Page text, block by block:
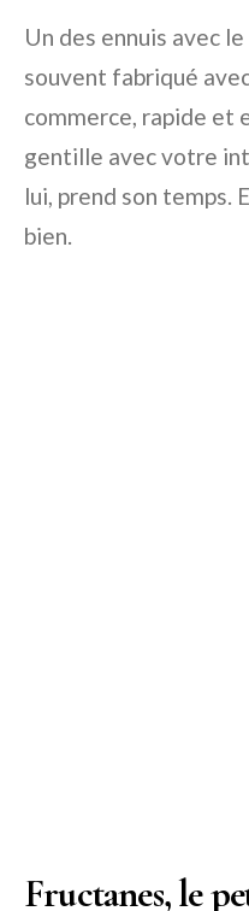
Un des ennuis avec
souvent fabriqué
commerce, rapide et
gentille avec votre
lui, prend son temps.
bien.
Fructanes, le